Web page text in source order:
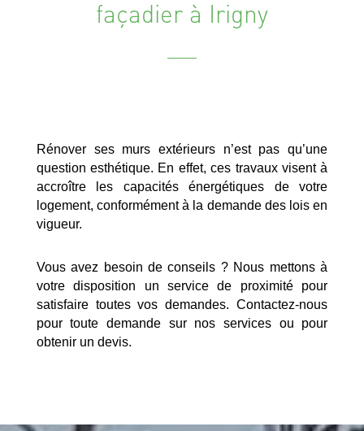
façadier à Irigny
Rénover ses murs extérieurs n’est pas qu’une
question esthétique. En effet, ces travaux visent à
accroître les capacités énergétiques de votre
logement, conformément à la demande des lois en
vigueur.
Vous avez besoin de conseils ? Nous mettons à
votre disposition un service de proximité pour
satisfaire toutes vos demandes. Contactez-nous
pour toute demande sur nos services ou pour
obtenir un devis.